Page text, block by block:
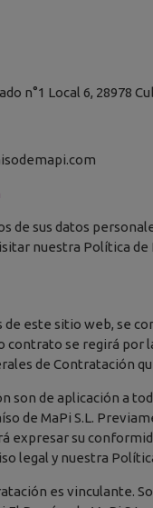
n°1 Local 6, 28978
de sus datos
nuestra Política de
de este sitio web, se
contrato se regirá por
de Contratación
son de aplicación a
de MaPi S.L.
expresar su
legal y nuestra
es vinculante.